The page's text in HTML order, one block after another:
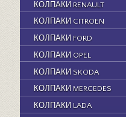
КОЛПАКИ RENAULT
КОЛПАКИ CITROEN
КОЛПАКИ FORD
КОЛПАКИ OPEL
КОЛПАКИ SKODA
КОЛПАКИ MERCEDES
КОЛПАКИ LADA